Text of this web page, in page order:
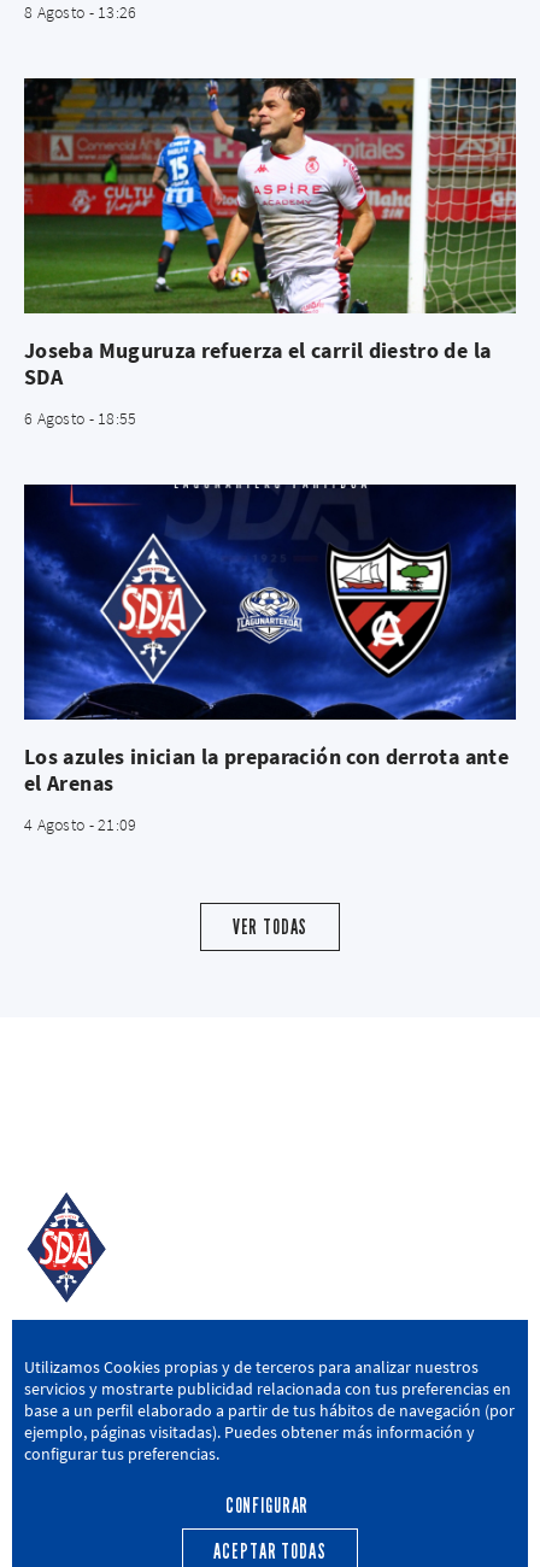
8 Agosto - 13:26
Joseba Muguruza refuerza el carril diestro de la
SDA
6 Agosto - 18:55
Los azules inician la preparación con derrota ante
el Arenas
4 Agosto - 21:09
VER TODAS
SD AMOREBIETA
San Miguel Kalea, 16, 48340 Amorebieta, Bizkaia
946 604 751 | sda@sdamorebieta.eus
Utilizamos Cookies propias y de terceros para analizar nuestros
servicios y mostrarte publicidad relacionada con tus preferencias en
base a un perfil elaborado a partir de tus hábitos de navegación (por
ejemplo, páginas visitadas). Puedes obtener más información y
configurar tus preferencias.
CONFIGURAR
ACEPTAR TODAS